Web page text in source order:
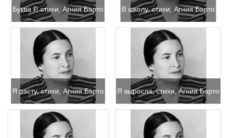
Буква Р, стихи, Агния Барто В школу, стихи, Агния Барто
Я расту, стихи, Агния Барто Я выросла, стихи, Агния Барто